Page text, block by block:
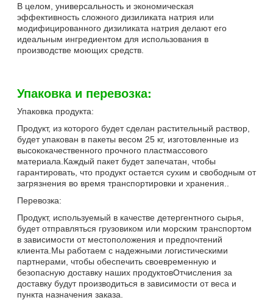
В целом, универсальность и экономическая
эффективность сложного дизиликата натрия или
модифицированного дизиликата натрия делают его
идеальным ингредиентом для использования в
производстве моющих средств.
Упаковка и перевозка:
Упаковка продукта:
Продукт, из которого будет сделан растительный раствор,
будет упакован в пакеты весом 25 кг, изготовленные из
высококачественного прочного пластмассового
материала.Каждый пакет будет запечатан, чтобы
гарантировать, что продукт остается сухим и свободным от
загрязнения во время транспортировки и хранения..
Перевозка:
Продукт, используемый в качестве детергентного сырья,
будет отправляться грузовиком или морским транспортом
в зависимости от местоположения и предпочтений
клиента.Мы работаем с надежными логистическими
партнерами, чтобы обеспечить своевременную и
безопасную доставку наших продуктовОтчисления за
доставку будут производиться в зависимости от веса и
пункта назначения заказа.